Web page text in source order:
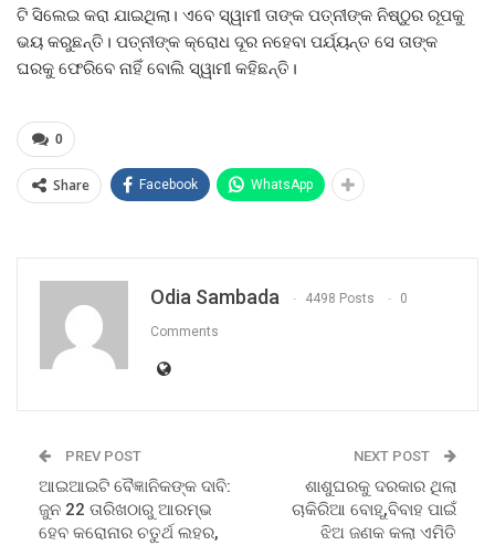
ଟି ସିଲେଇ କରା ଯାଇଥିଲା। ଏବେ ସ୍ୱାମୀ ତାଙ୍କ ପତ୍ନୀଙ୍କ ନିଷ୍ଠୁର ରୂପକୁ
ଭୟ କରୁଛନ୍ତି। ପତ୍ନୀଙ୍କ କ୍ରୋଧ ଦୂର ନହେବା ପର୍ଯ୍ୟନ୍ତ ସେ ତାଙ୍କ
ଘରକୁ ଫେରିବେ ନାହିଁ ବୋଲି ସ୍ୱାମୀ କହିଛନ୍ତି।
0
Share Facebook WhatsApp
Odia Sambada 4498 Posts 0
Comments
PREV POST
ଆଇଆଇଟି ବୈଜ୍ଞାନିକଙ୍କ ଦାବି:
ଜୁନ 22 ତାରିଖଠାରୁ ଆରମ୍ଭ
ହେବ କରୋନାର ଚତୁର୍ଥ ଲହର,
NEXT POST
ଶାଶୁଘରକୁ ଦରକାର ଥିଲା
ଚାକିରିଆ ବୋହୂ,ବିବାହ ପାଇଁ
ଝିଅ ଜଣକ କଲା ଏମିତି